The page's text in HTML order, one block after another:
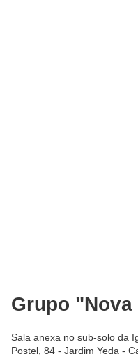
Grupo "Nova
Sala anexa no sub-solo da
Postel, 84 - Jardim Yeda -